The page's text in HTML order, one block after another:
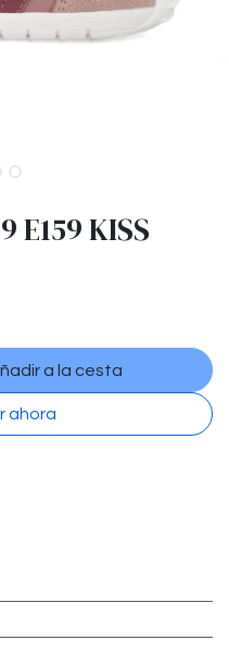
E159 KISS
a la cesta
ahora